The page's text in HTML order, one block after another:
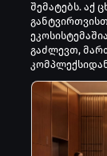
შემატებს. აქ
გაძლევთ,